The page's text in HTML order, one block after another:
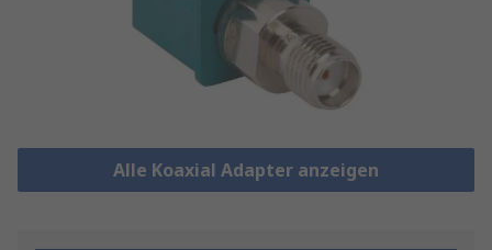
Alle Koaxial Adapter anzeigen